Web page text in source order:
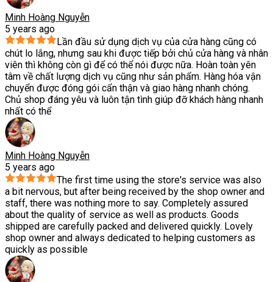
Minh Hoàng Nguyễn
5 years ago
Lần đầu sử dụng dịch vụ của cửa hàng cũng có
chút lo lắng, nhưng sau khi được tiếp bởi chủ cửa hàng và nhân
viên thì không còn gì để có thể nói được nữa. Hoàn toàn yên
tâm về chất lượng dịch vụ cũng như sản phẩm. Hàng hóa vận
chuyển được đóng gói cẩn thận và giao hàng nhanh chóng.
Chủ shop đáng yêu và luôn tận tình giúp đỡ khách hàng nhanh
nhất có thể
Minh Hoàng Nguyễn
5 years ago
The first time using the store's service was also
a bit nervous, but after being received by the shop owner and
staff, there was nothing more to say. Completely assured
about the quality of service as well as products. Goods
shipped are carefully packed and delivered quickly. Lovely
shop owner and always dedicated to helping customers as
quickly as possible